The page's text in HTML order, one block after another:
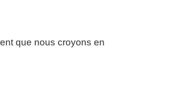
que nous croyons en